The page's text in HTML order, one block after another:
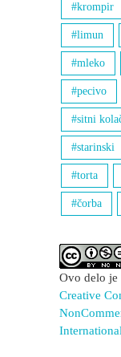
krompir
limun
mleko
pecivo
sitni
starinski
torta
čorba
Ovo delo je
Creative